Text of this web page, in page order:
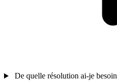
De quelle résolution ai-je